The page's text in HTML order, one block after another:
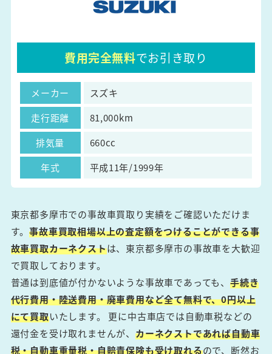
費用完全無料でお引き取り
メーカー
スズキ
走行距離
81,000km
排気量
660cc
年式
平成11年/1999年
東京都多摩市での事故車買取り実績をご確認いただけま
す。事故車買取相場以上の査定額をつけることができる事
故車買取カーネクストは、東京都多摩市の事故車を大歓迎
で買取しております。
普通は到底値が付かないような事故車であっても、手続き
代行費用・陸送費用・廃車費用など全て無料で、0円以上
にて買取いたします。 更に中古車店では自動車税などの
還付金を受け取れませんが、カーネクストであれば自動車
税・自動車重量税・自賠責保険も受け取れるので、断然お